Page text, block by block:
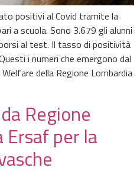
positivi al Covid tramite la
a scuola. Sono 3.679 gli alunni
al test. Il tasso di positività
i numeri che emergono dal
della Regione Lombardia
Regione
per la